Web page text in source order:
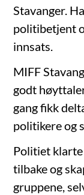
Stavanger.
politibetjent
innsats.
MIFF
godt
gang fikk
politikere og
Politiet
tilbake og
gruppene,